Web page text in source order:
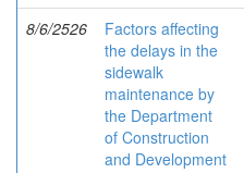
8/6/2526
Factors affecting
the delays in the
sidewalk
maintenance by
the Department
of Construction
and Development